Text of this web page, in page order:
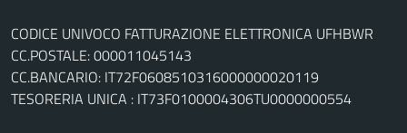
CODICE UNIVOCO FATTURAZIONE ELETTRONICA UFHBWR
CC.POSTALE: 000011045143
CC.BANCARIO: IT72F0608510316000000020119
TESORERIA UNICA : IT73F0100004306TU0000000554